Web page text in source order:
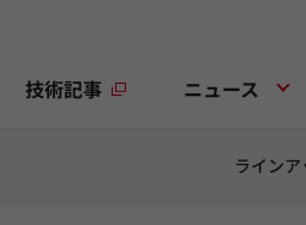
技術記事 ニュース
ライン